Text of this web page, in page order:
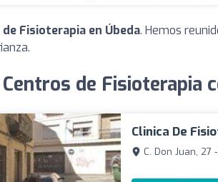
Fisioterapia en Úbeda. Hemos
Centros de Fisioterapia
Clinica De
C. Don Juan, 27